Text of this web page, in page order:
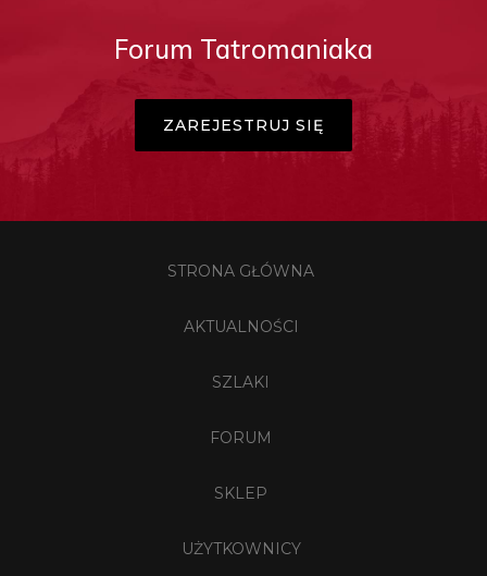
Forum Tatromaniaka
ZAREJESTRUJ SIĘ
STRONA GŁÓWNA
AKTUALNOŚCI
SZLAKI
FORUM
SKLEP
UŻYTKOWNICY